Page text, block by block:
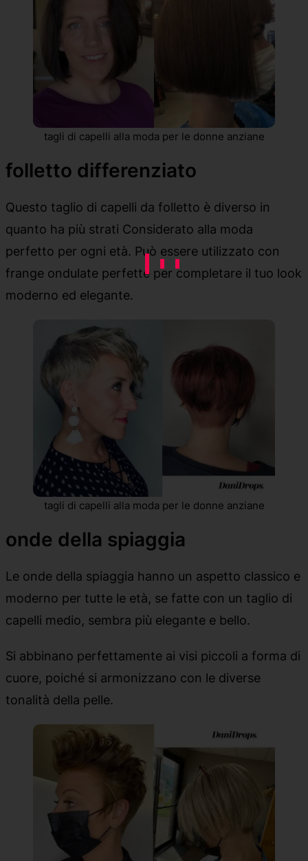
tagli di capelli alla moda per le donne anziane
folletto differenziato
Questo taglio di capelli da folletto è diverso in
quanto ha più strati Considerato alla moda
perfetto per ogni età. Può essere utilizzato con
frange ondulate perfette per completare il tuo look
moderno ed elegante.
tagli di capelli alla moda per le donne anziane
onde della spiaggia
Le onde della spiaggia hanno un aspetto classico e
moderno per tutte le età, se fatte con un taglio di
capelli medio, sembra più elegante e bello.
Si abbinano perfettamente ai visi piccoli a forma di
cuore, poiché si armonizzano con le diverse
tonalità della pelle.